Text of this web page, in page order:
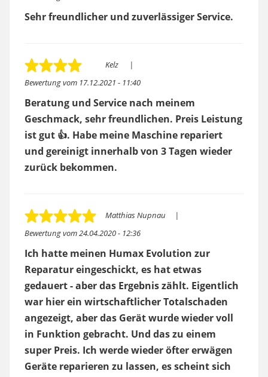
Sehr freundlicher und zuverlässiger Service.
Bewertung vom 17.12.2021 - 11:40
Kelz
Beratung und Service nach meinem
Geschmack, sehr freundlichen. Preis Leistung
ist gut 👍. Habe meine Maschine repariert
und gereinigt innerhalb von 3 Tagen wieder
zurück bekommen.
Bewertung vom24.04.2020 - 12:36
Matthias Nupnau
Ich hatte meinen Humax Evolution zur
Reparatur eingeschickt, es hat etwas
gedauert - aber das Ergebnis zählt. Eigentlich
war hier ein wirtschaftlicher Totalschaden
angezeigt, aber das Gerät wurde wieder voll
in Funktion gebracht. Und das zu einem
super Preis. Ich werde wieder öfter erwägen
Geräte reparieren zu lassen, es scheint sich